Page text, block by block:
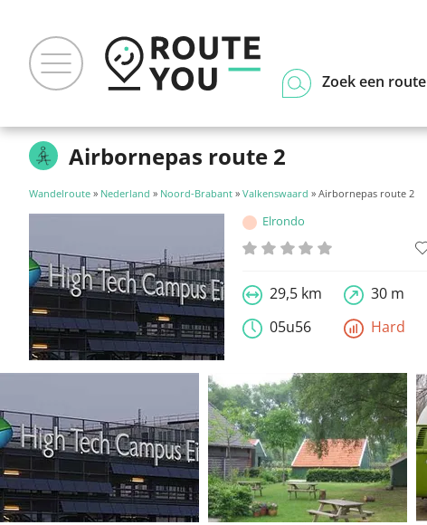
Zoek een route
Airbornepas route 2
Wandelroute » Nederland » Noord-Brabant » Valkenswaard » Airbornepas route 2
Elrondo
29,5 km
30 m
05u56
Hard